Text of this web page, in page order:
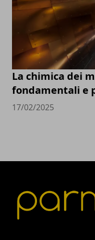
La chimica dei
fondamentali e
17/02/2025